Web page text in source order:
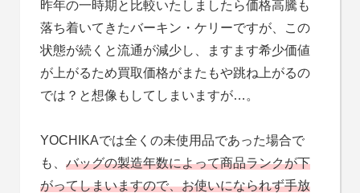
昨年の一時期と比較いたしましたら価格高騰も
落ち着いてきたバーキン・ケリーですが、この
状態が続くと流通が減少し、ますます希少価値
が上がるため買取価格がまたもや跳ね上がるの
では？と想像もしてしまいますが…。
YOCHIKAでは全くの未使用品であった場合で
も、 バッグの製造年数によって商品ランクが下
がってしまいますので、お使いになられず手放